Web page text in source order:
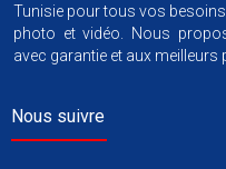
Tunisie pour tous vos
photo et vidéo. Nous
avec garantie et aux meilleurs
Nous suivre